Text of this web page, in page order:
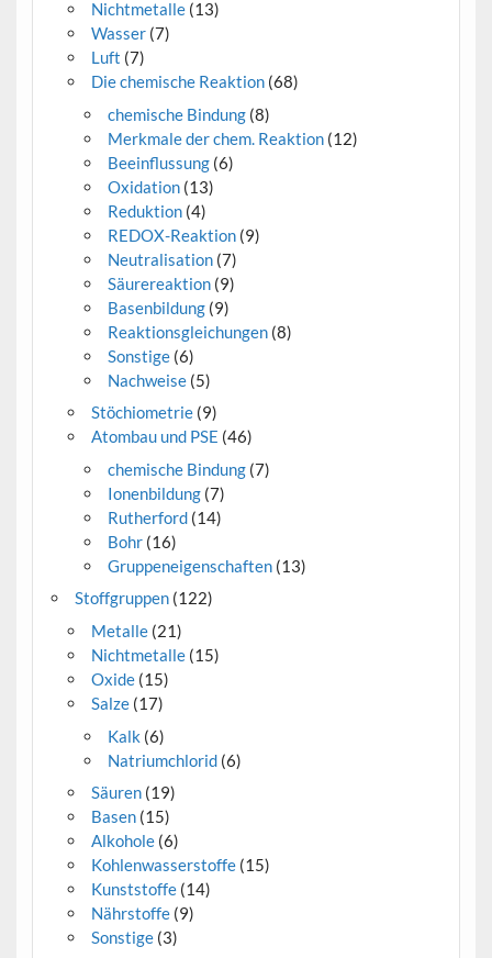
Nichtmetalle(13)
Wasser(7)
Luft (7)
Die chemische Reaktion(68)
chemische Bindung (8)
Merkmale der chem. Reaktion (12)
Beeinflussung (6)
Oxidation (13)
Reduktion (4)
REDOX-Reaktion (9)
Neutralisation (7)
Säurereaktion (9)
Basenbildung (9)
Reaktionsgleichungen (8)
Sonstige (6)
Nachweise (5)
Stöchiometrie(9)
Atombau und PSE (46)
chemische Bindung (7)
Ionenbildung (7)
Rutherford (14)
Bohr (16)
Gruppeneigenschaften (13)
Stoffgruppen(122)
Metalle(21)
Nichtmetalle(15)
Oxide(15)
Salze(17)
Kalk (6)
Natriumchlorid (6)
Säuren(19)
Basen(15)
Alkohole(6)
Kohlenwasserstoffe(15)
Kunststoffe(14)
Nährstoffe(9)
Sonstige(3)